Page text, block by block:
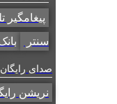
پیغامگیر تلفن
سنتر بانک ها
صدای رایگان
نریشن رایگان